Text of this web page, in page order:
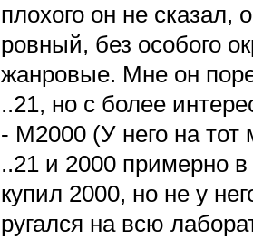
плохого он не сказал,
ровный, без особого
жанровые. Мне он
..21, но с более
- М2000 (У него на
..21 и 2000 примерно
купил 2000, но не у
ругался на всю